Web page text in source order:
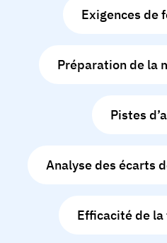
Exigences de
Préparation de la
Pistes
Analyse des écarts
Efficacité de